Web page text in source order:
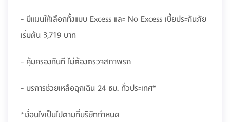
- มีแผนให้เลือกทั้งแบบ Excess และ No Excess เบี้ยประกันภัย
เริ่มต้น 3,719 บาท
- คุ้มครองทันที ไม่ต้องตรวจสภาพรถ
- บริการช่วยเหลือฉุกเฉิน 24 ชม. ทั่วประเทศ*
*เงื่อนไขเป็นไปตามที่บริษัทกำหนด